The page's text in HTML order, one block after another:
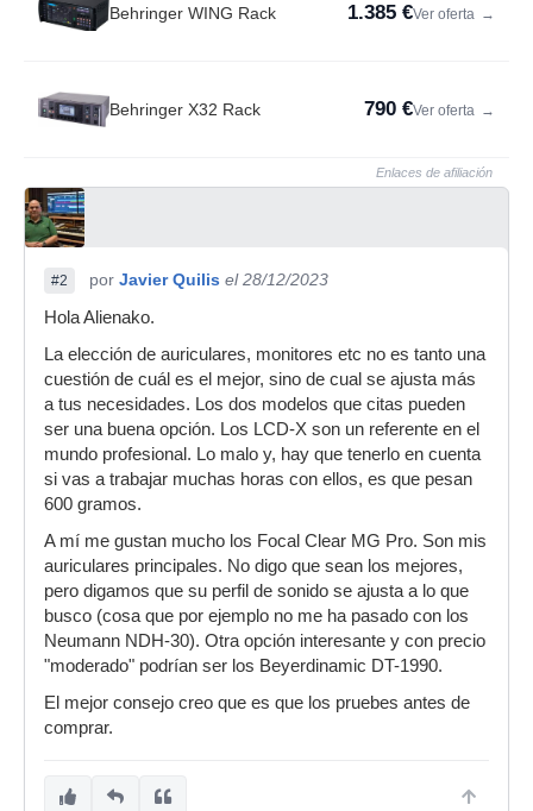
Behringer WING Rack 1.385 €Ver oferta →
Behringer X32 Rack 790 €Ver oferta →
Enlaces de afiliación
#2 por Javier Quilis el 28/12/2023
Hola Alienako.
La elección de auriculares, monitores etc no es tanto una
cuestión de cuál es el mejor, sino de cual se ajusta más
a tus necesidades. Los dos modelos que citas pueden
ser una buena opción. Los LCD-X son un referente en el
mundo profesional. Lo malo y, hay que tenerlo en cuenta
si vas a trabajar muchas horas con ellos, es que pesan
600 gramos.
A mí me gustan mucho los Focal Clear MG Pro. Son mis
auriculares principales. No digo que sean los mejores,
pero digamos que su perfil de sonido se ajusta a lo que
busco (cosa que por ejemplo no me ha pasado con los
Neumann NDH-30). Otra opción interesante y con precio
"moderado" podrían ser los Beyerdinamic DT-1990.
El mejor consejo creo que es que los pruebes antes de
comprar.